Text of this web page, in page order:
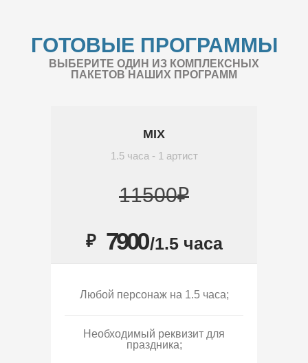
ГОТОВЫЕ ПРОГРАММЫ
ВЫБЕРИТЕ ОДИН ИЗ КОМПЛЕКСНЫХ
ПАКЕТОВ НАШИХ ПРОГРАММ
MIX
1.5 часа - 1 артист
11500₽
₽ 7900/1.5 часа
Любой персонаж на 1.5 часа;
Необходимый реквизит для
праздника;